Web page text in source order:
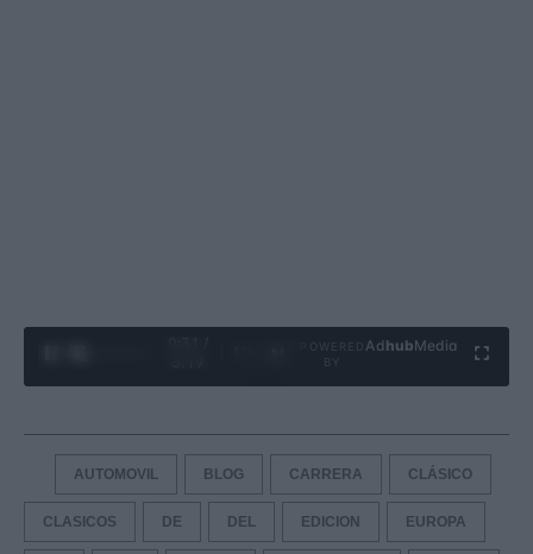
Ad hubMedia
AUTOMOVIL BLOG CARRERA CLÁSICO
CLASICOS DE DEL EDICION EUROPA